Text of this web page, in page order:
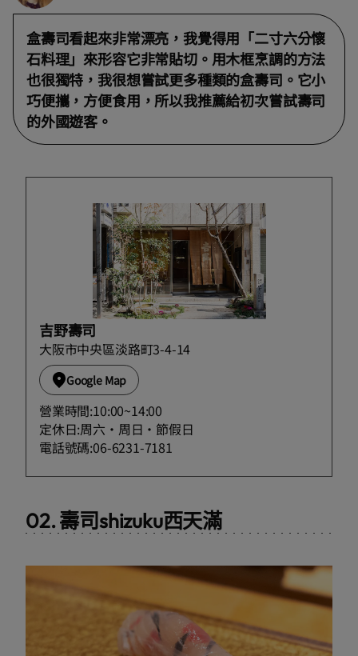
盒壽司看起來非常漂亮，我覺得用「二寸六分懷
石料理」來形容它非常貼切。用木框烹調的方法
也很獨特，我很想嘗試更多種類的盒壽司。它小
巧便攜，方便食用，所以我推薦給初次嘗試壽司
的外國遊客。
吉野壽司
大阪市中央區淡路町3-4-14
Google Map
營業時間:10:00~14:00
定休日:周六・周日・節假日
電話號碼:06-6231-7181
02. 壽司shizuku西天滿